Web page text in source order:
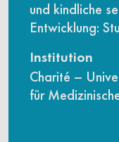
und kindliche
Entwicklung:
Institution
Charité –
für